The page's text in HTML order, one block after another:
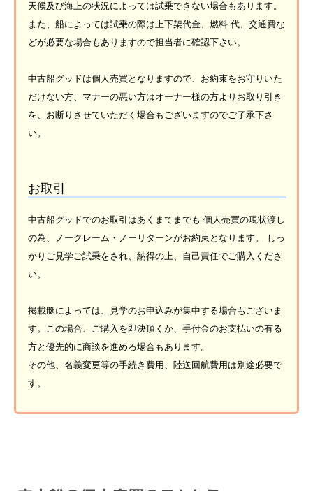
天候及び海上の状況によっては試乗できない場合もあります。
また、船によっては試乗の際は上下架代金、燃料 代、交通費な
どが必要な場合もありますので担当者に確認下さい。
中古船グッドは個人売買となりますので、お約束をお守りいた
だけない方、マナーの悪い方はオーナー様の方よりお取り引き
を、お断りさせていただく場合もございますのでご了承下さ
い。
お取引
中古船グッドでのお取引はあくまてまでも 個人売買の現状渡し
の為、ノークレーム・ノーリターンがお約束となります。 しっ
かりご見学ご試乗をされ、納得の上、自己責任でご購入くださ
い。
掲載艇によっては、見学のお申込みが集中する場合もございま
す。この場合、ご購入を即決頂くか、手付金のお支払いの有る
方と優先的に商談を進める場合もあります。
その他、名義変更等の手続き費用、陸送回航費用は別途必要で
す。